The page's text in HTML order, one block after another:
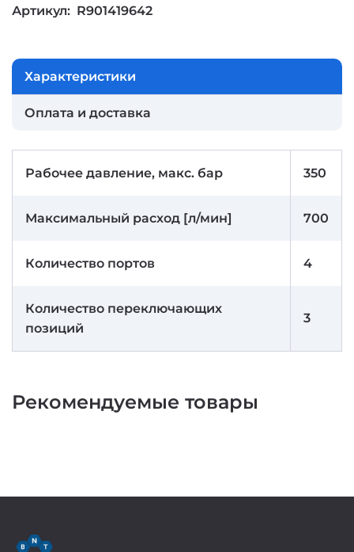
Артикул: R901419642
Характеристики
Оплата и доставка
Рабочее давление, макс. бар 350
Максимальный расход [л/мин] 700
Количество портов 4
Количество переключающих
позиций
3
Рекомендуемые товары